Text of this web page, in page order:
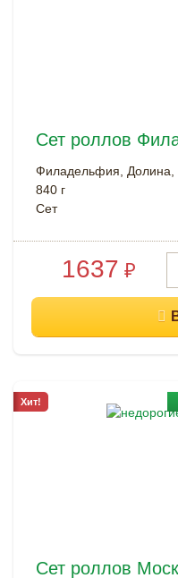
Сет роллов
Филадельфия,
840 г
Cет
1637 ₽
Сет роллов
Хит!